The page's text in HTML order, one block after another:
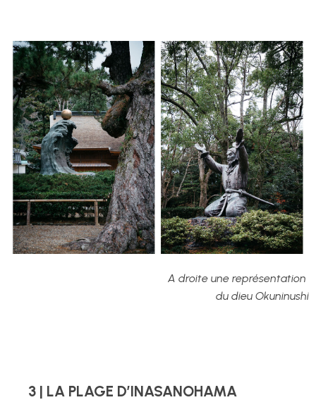
A droite une représentation
du dieu Okuninushi
3 | LA PLAGE D’INASANOHAMA